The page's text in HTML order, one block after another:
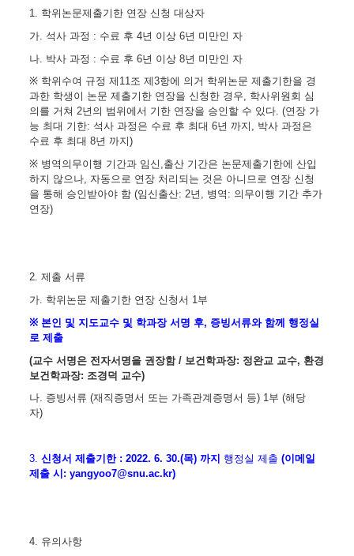
1. 학위논문제출기한 연장 신청 대상자
가 석사 과정 : 수료 후4년 이상6년 미만인 자
나 박사 과정 : 수료 후6년 이상8년 미만인 자
※ 학위수여 규정 제 11조 제3항에 의거 학위논문 제출기한을 경
과한 학생이 논문 제출기한 연장을 신청한 경우, 학사위원회 심
의를 거쳐2년의 범위에서 기한 연장을 승인할 수 있다. (연장 가
능 최대 기한: 석사 과정은 수료 후 최대6년 까지 , 박사 과정은
수료 후 최대8년 까지)
※ 병역의무이행 기간과 임신,출산 기간은 논문제출기한에 산입
하지 않으나, 자동으로 연장 처리되는 것은 아니므로 연장 신청
을 통해 승인받아야 함 (임신출산: 2년, 병역: 의무이행 기간 추가
연장)
2.제출 서류
가. 학위논문 제출기한 연장 신청서 1부
※ 본인 및 지도교수 및 학과장 서명 후, 증빙서류와 함께 행정실
로제출
(교수 서명은 전자서명을 권장함 / 보건학과장: 정완교 교수, 환경
보건학과장: 조경덕 교수)
나. 증빙서류(재직증명서 또는 가족관계증명서 등) 1부 (해당
자)
3.신청서 제출기한 : 2022. 6. 30.(목)까지행정실제출 (이메일
제출 시: yangyoo7@snu.ac.kr)
4. 유의사항